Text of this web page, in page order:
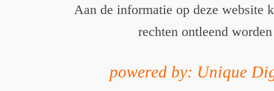
Aan de informatie op deze website
rechten ontleend worden
powered by: Unique